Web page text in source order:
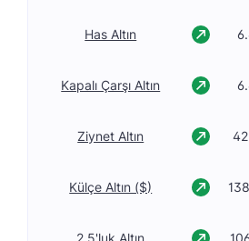
Has Altın
Kapalı Çarşı Altın
Ziynet Altın
Külçe Altın ($)
2.5'luk Altın